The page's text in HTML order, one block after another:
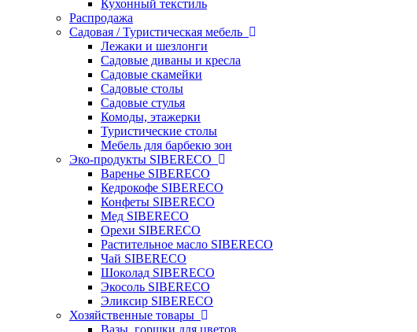
Кухонный текстиль
Распродажа
Садовая / Туристическая мебель
Лежаки и шезлонги
Садовые диваны и кресла
Садовые скамейки
Садовые столы
Садовые стулья
Комоды, этажерки
Туристические столы
Мебель для барбекю зон
Эко-продукты SIBERECO
Варенье SIBERECO
Кедрокофе SIBERECO
Конфеты SIBERECO
Мед SIBERECO
Орехи SIBERECO
Растительное масло SIBERECO
Чай SIBERECO
Шоколад SIBERECO
Экосоль SIBERECO
Эликсир SIBERECO
Хозяйственные товары
Вазы, горшки для цветов